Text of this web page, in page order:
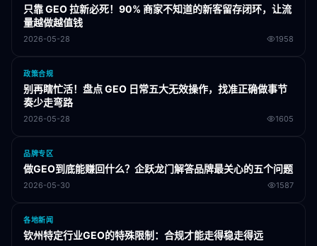
只靠 GEO 拉新必死！90% 商家不知道的新客留存闭环，让流
量越做越值钱
2026-05-28 1958
政策合规
别再瞎忙活！盘点 GEO 日常五大无效操作，找准正确做事节
奏少走弯路
2026-05-28 1605
品牌专区
做GEO到底能赚回什么？企跃龙门解答品牌最关心的五个问题
2026-05-30 1587
各地新闻
钦州特定行业GEO的特殊限制：合规才能走得稳走得远